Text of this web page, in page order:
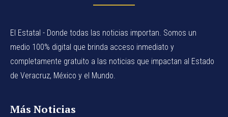
El Estatal - Donde todas las noticias importan. Somos un
medio 100% digital que brinda acceso inmediato y
completamente gratuito a las noticias que impactan al Estado
de Veracruz, México y el Mundo.
Más Noticias